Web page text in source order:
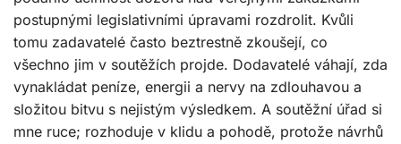
postupnými legislativními úpravami rozdrolit. Kvůli
tomu zadavatelé často beztrestně zkoušejí, co
všechno jim v soutěžích projde. Dodavatelé váhají, zda
vynakládat peníze, energii a nervy na zdlouhavou a
složitou bitvu s nejistým výsledkem. A soutěžní úřad si
mne ruce; rozhoduje v klidu a pohodě, protože návrhů